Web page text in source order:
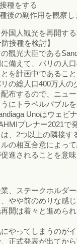
種をする
後の副作用を観察し
外国人観光を再開す
接種を検討】
観光大臣である
備えて、バリの人
を計画中であること
リの総人口400万人の
布するので、ニュ
にトラベルバブル
Unoはウェビ
プレナー2021で
、2つ以上の隣接す
の相互合意によっ
進されることを意味
、ステークホルダ
やや前のめりな感じ
開は着々と進めら
やってしまうのが
正式発表が出てか